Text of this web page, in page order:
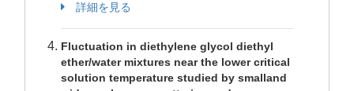
詳細を見る
Fluctuation in diethylene glycol diethyl
ether/water mixtures near the lower critical
solution temperature studied by smalland